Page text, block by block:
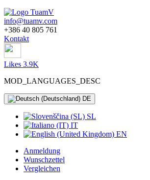
info@tuamv.com
+386 40 805 761
Kontakt
Likes 3.9K
MOD_LANGUAGES_DESC
DE
SL
IT
EN
Anmeldung
Wunschzettel
Vergleichen